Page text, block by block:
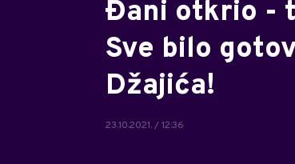
Đani otkrio -
Sve bilo
Džajića!
23.10.2021. / 12:36